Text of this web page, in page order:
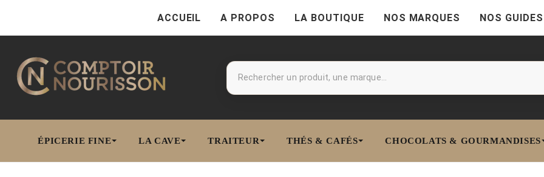
ACCUEIL A PROPOS LA BOUTIQUE NOS MARQUES NOS GUIDES
ÉPICERIE FINE LA CAVE TRAITEUR THÉS & CAFÉS CHOCOLATS & GOURMANDISES